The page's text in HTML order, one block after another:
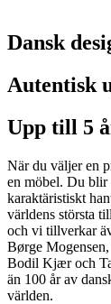
Dansk
Autentisk
Upp till 5
När du väljer en
en möbel. Du blir
karaktäristiskt
världens största
och vi tillverkar
Børge
Bodil Kjær och
än 100 år av
världen.